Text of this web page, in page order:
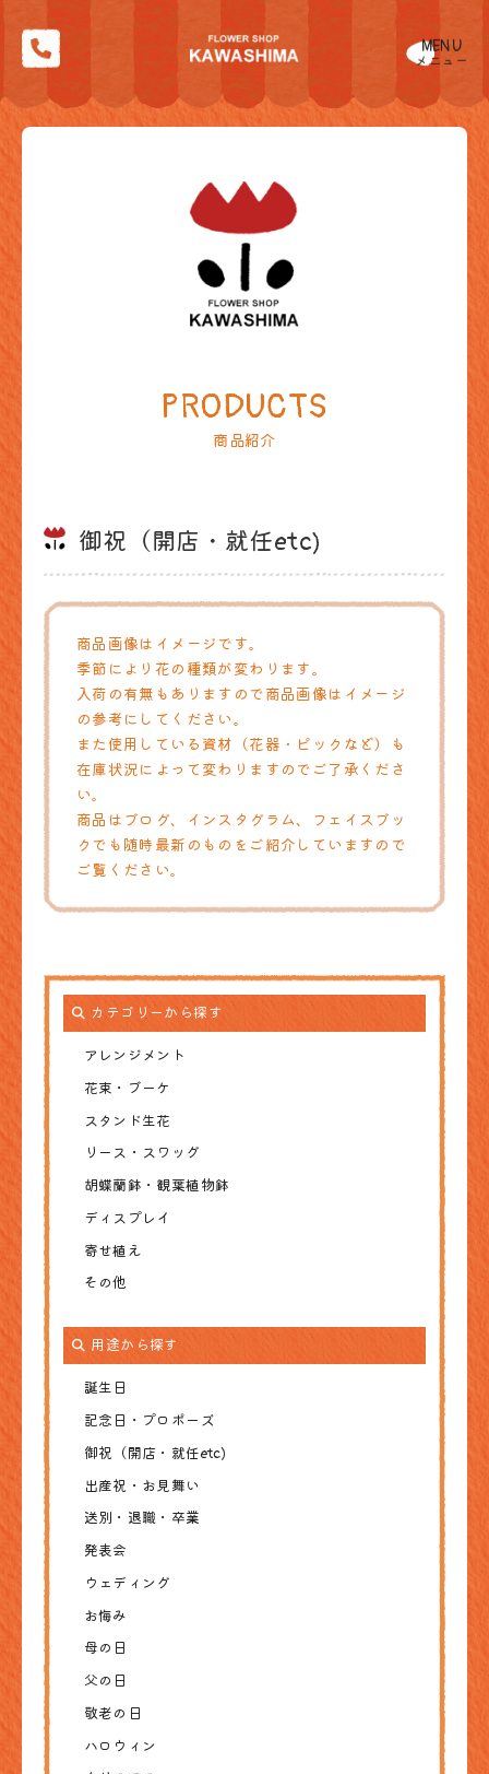
MENU
メニュー
PRODUCTS
商品紹介
御祝（開店・就任etc)
商品画像はイメージです。
季節により花の種類が変わります。
入荷の有無もありますので商品画像はイメージ
の参考にしてください。
また使用している資材（花器・ピックなど）も
在庫状況によって変わりますのでご了承くださ
い。
商品はブログ、インスタグラム、フェイスブッ
クでも随時最新のものをご紹介していますので
ご覧ください。
カテゴリーから探す
アレンジメント
花束・ブーケ
スタンド生花
リース・スワッグ
胡蝶蘭鉢・観葉植物鉢
ディスプレイ
寄せ植え
その他
用途から探す
誕生日
記念日・プロポーズ
御祝（開店・就任etc)
出産祝・お見舞い
送別・退職・卒業
発表会
ウェディング
お悔み
母の日
父の日
敬老の日
ハロウィン